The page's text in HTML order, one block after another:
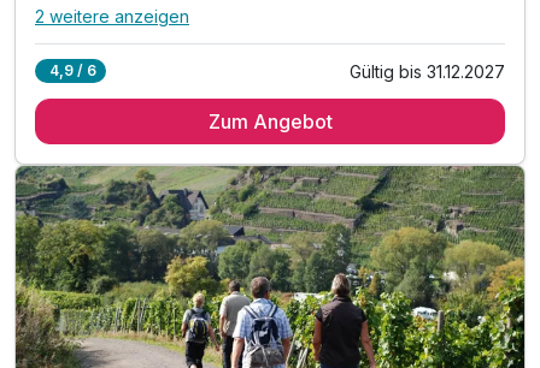
Alle Inklusivleistungen
3 x reichhaltiges Frühstück vom Buffet
1 x Flasche Wasser auf Ihrem Zimmer
inkl. WLAN
inkl. Parkplatz
2 weitere anzeigen
4,9 / 6 Gültig bis 31.12.2027
Zum Angebot